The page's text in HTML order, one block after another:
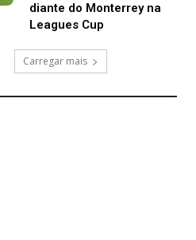
diante do Monterrey na
Leagues Cup
Carregar mais